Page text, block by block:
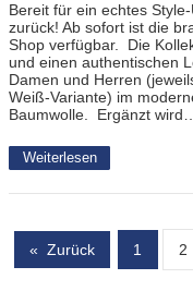
Bereit für ein echtes
zurück! Ab sofort ist die
Shop verfügbar. Die
und einen authentischen
Damen und Herren
Weiß-Variante) im
Baumwolle. Ergänzt wird…
Weiterlesen
« Zurück 1 2